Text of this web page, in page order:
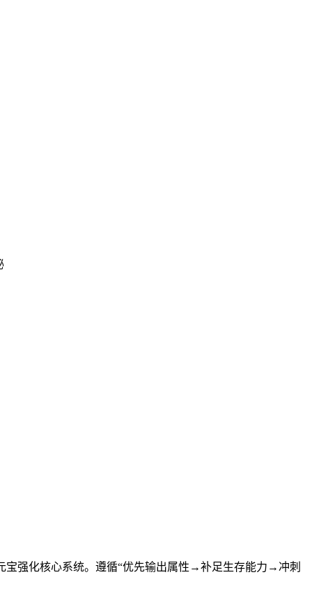
宝强化核心系统。遵循“优先输出属性→补足生存能力→冲刺